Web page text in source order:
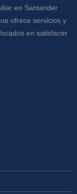
en Santander
ofrece servicios y
en satisfacer